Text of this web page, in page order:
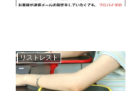
リストレスト